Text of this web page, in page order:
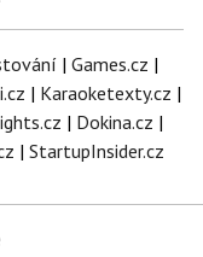
| Games.cz |
| Karaoketexty.cz |
| Dokina.cz |
| StartupInsider.cz